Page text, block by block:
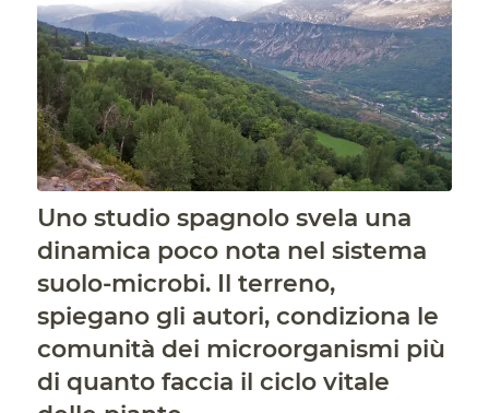
Uno studio spagnolo svela una
dinamica poco nota nel sistema
suolo-microbi. Il terreno,
spiegano gli autori, condiziona le
comunità dei microorganismi più
di quanto faccia il ciclo vitale